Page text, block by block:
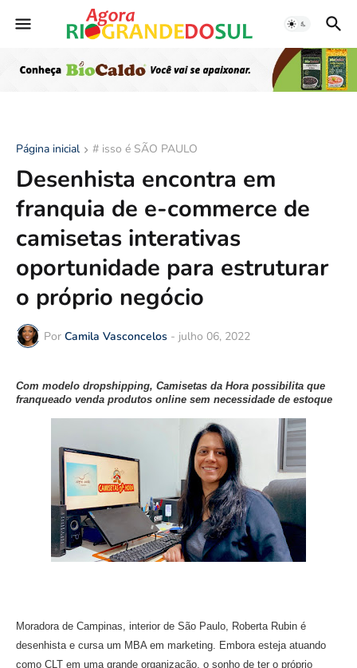
Página inicial # isso é SÃO PAULO
Desenhista encontra em
franquia de e-commerce de
camisetas interativas
oportunidade para estruturar
o próprio negócio
Por Camila Vasconcelos - julho 06, 2022
Com modelo dropshipping, Camisetas da Hora possibilita que
franqueado venda produtos online sem necessidade de estoque
Moradora de Campinas, interior de São Paulo, Roberta Rubin é
desenhista e cursa um MBA em marketing. Embora esteja atuando
como CLT em uma grande organização, o sonho de ter o próprio